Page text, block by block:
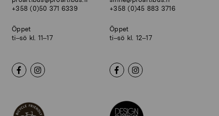
+358 (0)50 371 6339
Öppet
ti–sö kl. 11–17
+358 (0)45 883 3716
Öppet
ti–sö kl. 12–17